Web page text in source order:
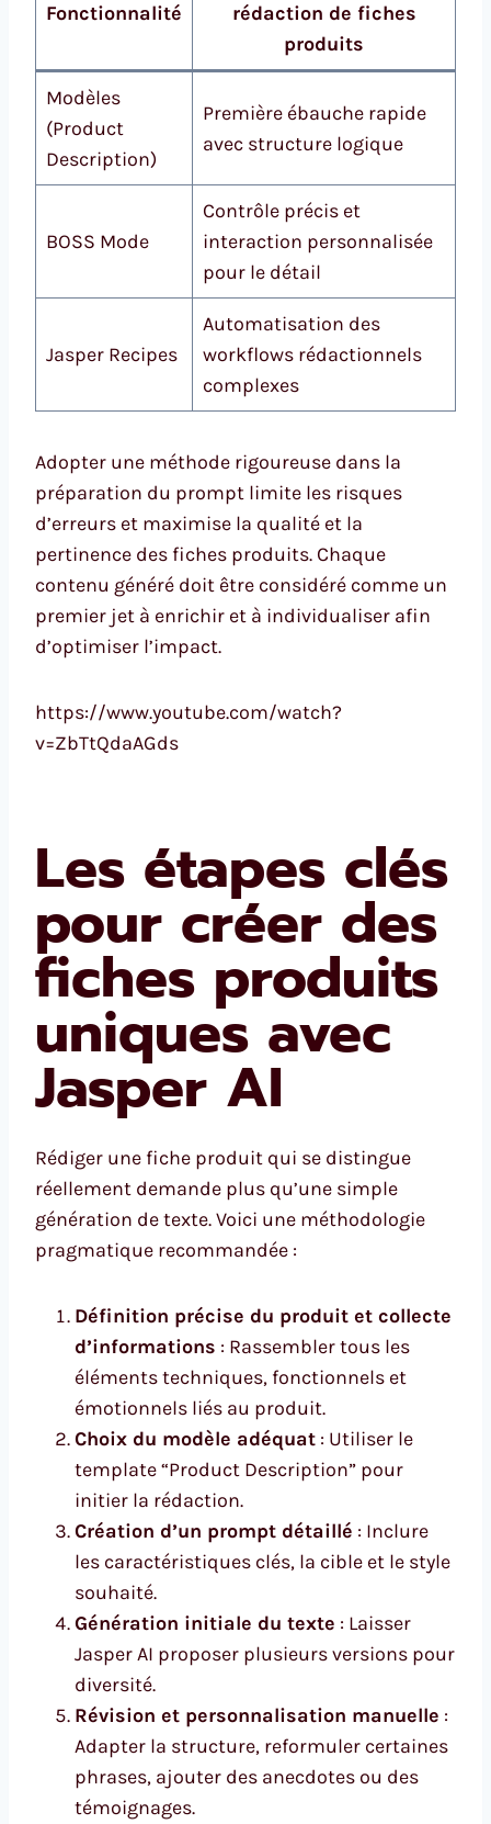
Fonctionnalité
rédaction de fiches
produits
Modèles
(Product
Description)
Première ébauche rapide
avec structure logique
BOSS Mode
Contrôle précis et
interaction personnalisée
pour le détail
Jasper Recipes
Automatisation des
workflows rédactionnels
complexes
Adopter une méthode rigoureuse dans la
préparation du prompt limite les risques
d’erreurs et maximise la qualité et la
pertinence des fiches produits. Chaque
contenu généré doit être considéré comme un
premier jet à enrichir et à individualiser afin
d’optimiser l’impact.
https://www.youtube.com/watch?
v=ZbTtQdaAGds
Les étapes clés
pour créer des
fiches produits
uniques avec
Jasper AI
Rédiger une fiche produit qui se distingue
réellement demande plus qu’une simple
génération de texte. Voici une méthodologie
pragmatique recommandée :
Définition précise du produit et collecte
d’informations : Rassembler tous les
éléments techniques, fonctionnels et
émotionnels liés au produit.
Choix du modèle adéquat : Utiliser le
template “Product Description” pour
initier la rédaction.
Création d’un prompt détaillé : Inclure
les caractéristiques clés, la cible et le style
souhaité.
Génération initiale du texte : Laisser
Jasper AI proposer plusieurs versions pour
diversité.
Révision et personnalisation manuelle :
Adapter la structure, reformuler certaines
phrases, ajouter des anecdotes ou des
témoignages.